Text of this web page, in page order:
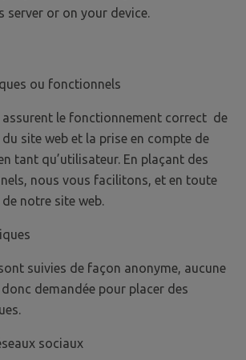
server or on your device.
ou fonctionnels
assurent le fonctionnement correct de
site web et la prise en compte de
tant qu’utilisateur. En plaçant des
nous vous facilitons, et en toute
notre site web.
suivies de façon anonyme, aucune
demandée pour placer des
sociaux